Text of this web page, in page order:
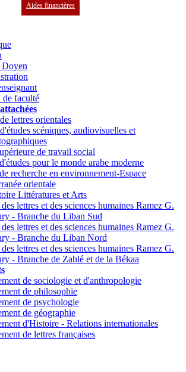
Aides financières
de faculté
lettres orientales
scéniques, audiovisuelles et
de travail social
pour le monde arabe moderne
recherche en environnement-Espace
orientale
Littératures et Arts
lettres et des sciences humaines Ramez G.
- Branche du Liban Sud
lettres et des sciences humaines Ramez G.
- Branche du Liban Nord
lettres et des sciences humaines Ramez G.
- Branche de Zahlé et de la Békaa
de sociologie et d'anthropologie
de philosophie
de psychologie
de géographie
d'Histoire - Relations internationales
de lettres françaises